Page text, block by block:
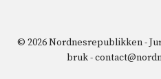
© 2026 Nordnesrepublikken -
bruk-